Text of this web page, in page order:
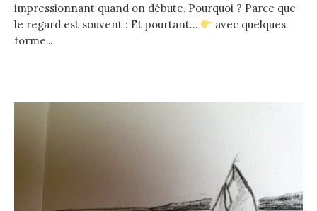
impressionnant quand on débute. Pourquoi ? Parce que
le regard est souvent : Et pourtant…
avec quelques
forme...